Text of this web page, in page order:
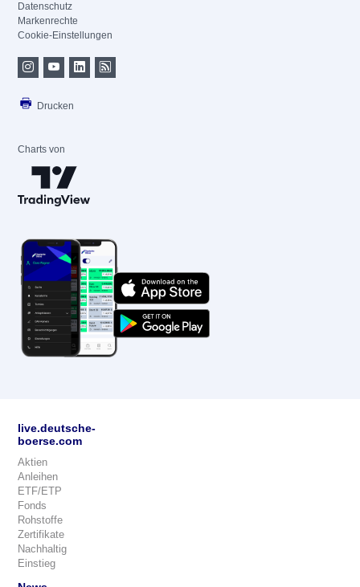
Datenschutz
Markenrechte
Cookie-Einstellungen
Drucken
Charts von
live.deutsche-
boerse.com
Aktien
Anleihen
ETF/ETP
Fonds
Rohstoffe
Zertifikate
Nachhaltig
Einstieg